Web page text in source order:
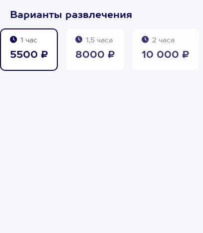
Варианты развлечения
1 час
5500 ₽
1,5 часа
8000 ₽
2 часа
10 000 ₽